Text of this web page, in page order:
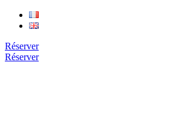
Réserver
Réserver